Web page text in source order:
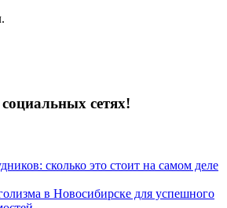
сетях!
сколько это стоит на самом деле
в Новосибирске для успешного